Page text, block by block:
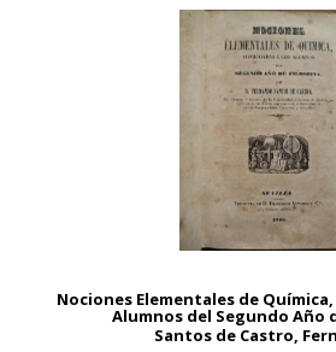
Nociones Elementales de
Alumnos del Segundo Año
Santos de Castro,